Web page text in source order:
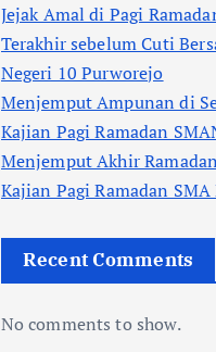
Jejak Amal di Pagi
Terakhir sebelum Cuti
Negeri 10 Purworejo
Menjemput Ampunan di
Kajian Pagi Ramadan
Menjemput Akhir
Kajian Pagi Ramadan
Recent Comments
No comments to show.